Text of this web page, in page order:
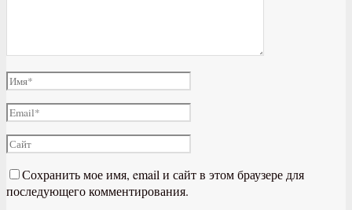
Сохранить мое имя, email и сайт в этом браузере для
последующего комментирования.